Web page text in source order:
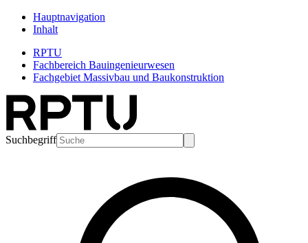
Hauptnavigation
Inhalt
RPTU
Fachbereich Bauingenieurwesen
Fachgebiet Massivbau und Baukonstruktion
Suchbegriff